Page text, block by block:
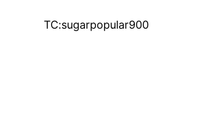
TC:sugarpopular900